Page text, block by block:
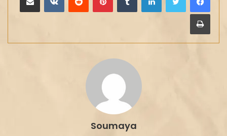
طباعة
Soumaya